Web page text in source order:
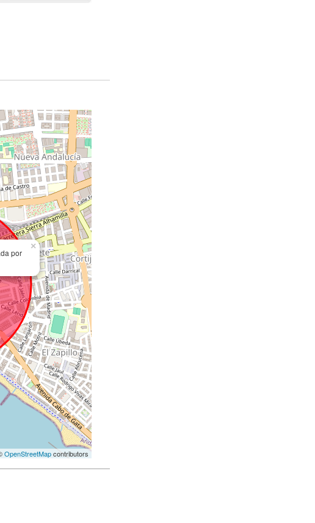
por
×
OpenStreetMapcontributors